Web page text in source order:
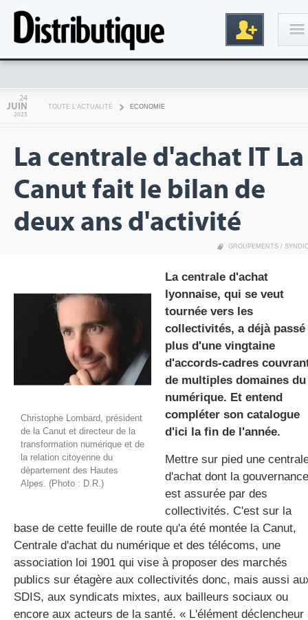
Inscription
gratuite
24
JUIN
2025
TOUTE L'ACTUALITÉ ECONOMIE
La centrale d'achat IT La
Canut fait le bilan de
deux ans d'activité
GROUPEMENTS /
Christophe Lombard, président
de la Canut et directeur de la
transformation numérique et de
la relation citoyenne du
département des Hautes
Alpes. (Photo : D.R.)
La centrale d'achat
lyonnaise, qui se veut
tournée vers les
collectivités, a déjà passé
plus d'une vingtaine
d'accords-cadres
de multiples domaines du
numérique. Et entend
compléter son catalogue
d'ici la fin de l'année.
Mettre sur pied une
d'achat dont la gouvernance
est assurée par des
collectivités. C'est sur la
base de cette feuille de route qu'a été montée la Canut,
Centrale d'achat du numérique et des télécoms, une
association loi 1901 qui vise à proposer des marchés
publics sur étagère aux collectivités donc, mais aussi
SDIS, aux syndicats mixtes, aux bailleurs sociaux ou
encore aux acteurs de la santé. « L'élément déclencheur